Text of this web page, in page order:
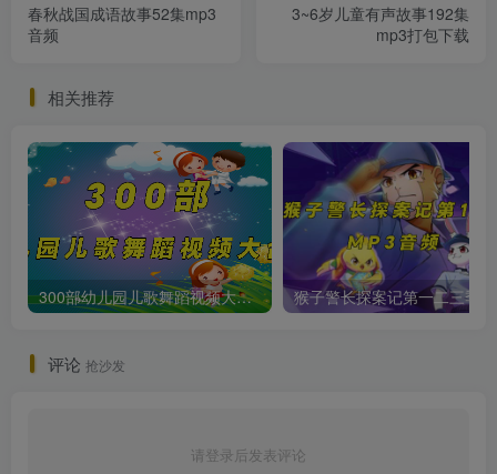
春秋战国成语故事52集mp3
音频
3~6岁儿童有声故事192集
mp3打包下载
相关推荐
300部幼儿园儿歌舞蹈视频大合集
评论 抢沙发
请登录后发表评论